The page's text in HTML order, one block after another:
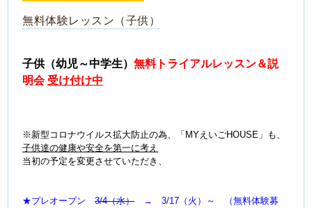
無料体験レッスン（子供）
子供（幼児～中学生）無料トライアルレッスン＆説
明会 受け付け中
※新型コロナウイルス拡大防止の為、「MYえいごHOUSE」も、
子供達の健康や安全を第一に考え
当初の予定を変更させていただき、
★プレオープン3/4（水）→ 3/17（火）～ （無料体験募